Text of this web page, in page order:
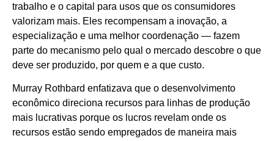
trabalho e o capital para usos que os consumidores
valorizam mais. Eles recompensam a inovação, a
especialização e uma melhor coordenação — fazem
parte do mecanismo pelo qual o mercado descobre o que
deve ser produzido, por quem e a que custo.
Murray Rothbard enfatizava que o desenvolvimento
econômico direciona recursos para linhas de produção
mais lucrativas porque os lucros revelam onde os
recursos estão sendo empregados de maneira mais